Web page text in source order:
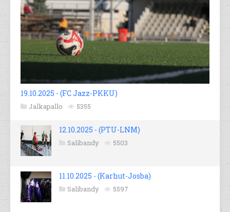
19.10.2025 - (FC Jazz-PKKU)
Jalkapallo 5355
12.10.2025 - (PTU-LNM)
Salibandy 5503
11.10.2025 - (Karhut-Josba)
Salibandy 5597